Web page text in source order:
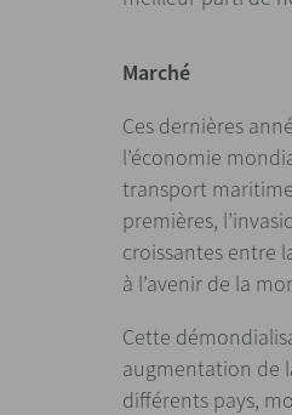
Marché
Ces dernières
l’économie
transport
premières,
croissantes entre
à l’avenir de la
Cette
augmentation de
différents pays,